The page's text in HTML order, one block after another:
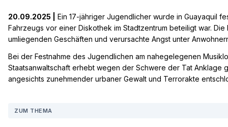
20.09.2025 |
Ein 17-jähriger Jugendlicher wurde in Guayaquil
Fahrzeugs vor einer Diskothek im Stadtzentrum beteiligt war.
umliegenden Geschäften und verursachte Angst unter
Bei der Festnahme des Jugendlichen am nahegelegenen
Staatsanwaltschaft erhebt wegen der Schwere der Tat Anklage
angesichts zunehmender urbaner Gewalt und Terrorakte
ZUM THEMA